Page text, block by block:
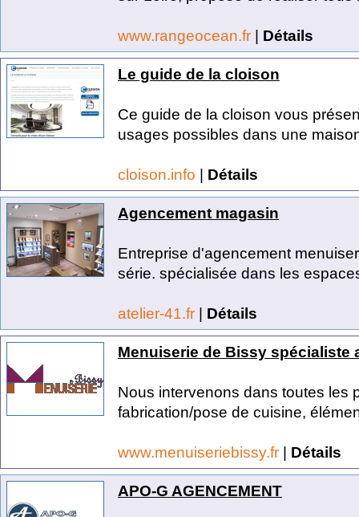
www.rangeocean.fr | Détails
Le guide de la cloison
Ce guide de la cloison vous
usages possibles dans une
cloison.info | Détails
Agencement magasin
Entreprise d'agencement
série. spécialisée dans les
atelier-41.fr | Détails
Menuiserie de Bissy spécialiste
Nous intervenons dans toutes les
fabrication/pose de cuisine,
www.menuiseriebissy.fr | Détails
APO-G AGENCEMENT